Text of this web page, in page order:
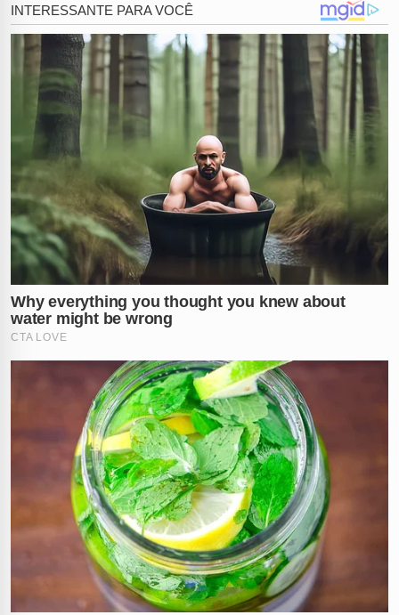
ambiente de alto padrão, ignorando completamente o
rastro de evidências deixado para as autoridades
policiais durante a fuga.
Imagens exclusivas obtidas durante as investigações
mostram o momento exato da abordagem policial
dentro do estabelecimento hoteleiro. O contraste entre
o ambiente luxuoso e a rendição dos suspeitos
evidenciou a audácia do grupo, que não esperava ser
localizado tão rapidamente. As vítimas, um casal de
idosos que viveu momentos de absoluto terror sob
ameaças, reconheceram formalmente todos os presos
como os executores do crime ocorrido no
Sol .
O que mais causou indignação na opinião pública foi
um vídeo gravado por um dos suspeitos logo após o
sequestro. Na gravação, o indivíduo aparece em tom
de absoluto deboche, vangloriando-se da ação
criminosa e comemorando o resultado do roubo. Esse
material audiovisual serviu como peça-chave para a
investigação, reforçando a periculosidade e a total falta
de arrependimento dos envolvidos perante o trauma
causado às vítimas idosas.